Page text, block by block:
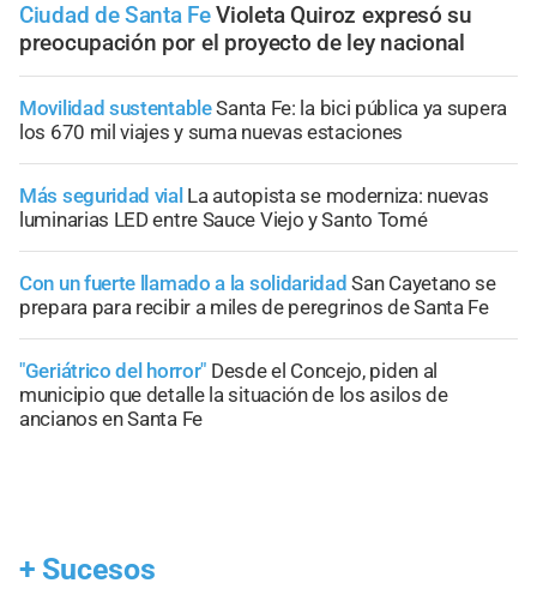
Ciudad de Santa Fe Violeta Quiroz expresó su
preocupación por el proyecto de ley nacional
Movilidad sustentableSanta Fe: la bici pública ya supera
los 670 mil viajes y suma nuevas estaciones
Más seguridad vial La autopista se moderniza: nuevas
luminarias LED entre Sauce Viejo y Santo Tomé
Con un fuerte llamado a la solidaridad San Cayetano se
prepara para recibir a miles de peregrinos de Santa Fe
"Geriátrico del horror" Desde el Concejo, piden al
municipio que detalle la situación de los asilos de
ancianos en Santa Fe
+ Sucesos